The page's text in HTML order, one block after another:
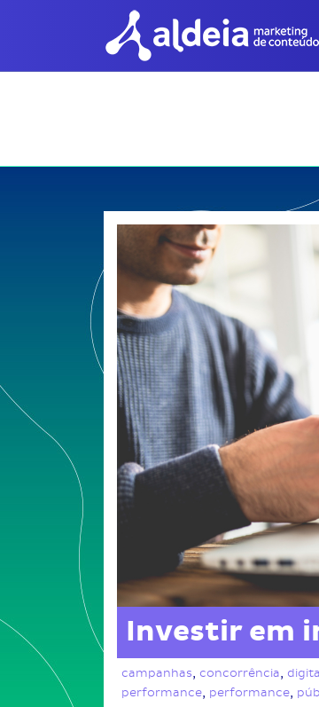
Investir em
campanhas concorrência
performance performance